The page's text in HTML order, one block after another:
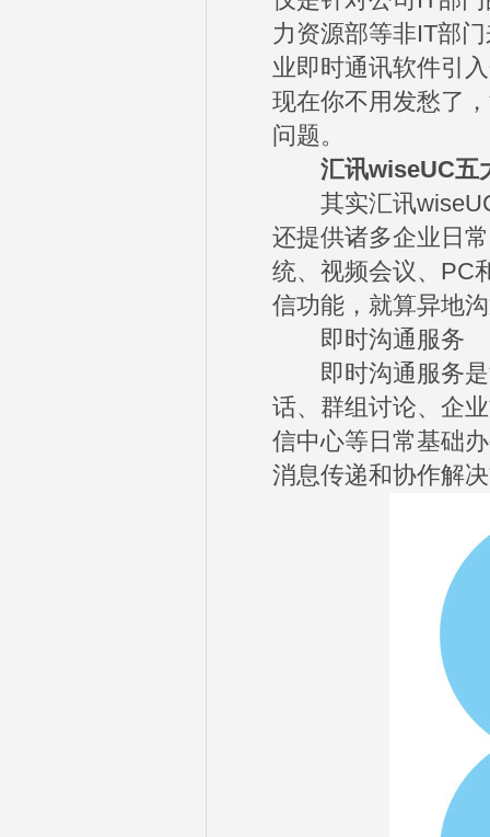
力资源部等非IT部
业即时通讯软件引
现在你不用发愁了
问题。
汇讯wiseUC五大
其实汇讯wiseUC
还提供诸多企业日
统、视频会议、PC
信功能，就算异地
即时沟通服务
即时沟通服务是
话、群组讨论、企
信中心等日常基础
消息传递和协作解